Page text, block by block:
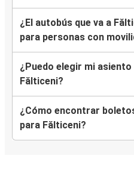
¿El autobús que va a
para personas con
¿Puedo elegir mi
Fălticeni?
¿Cómo encontrar
para Fălticeni?